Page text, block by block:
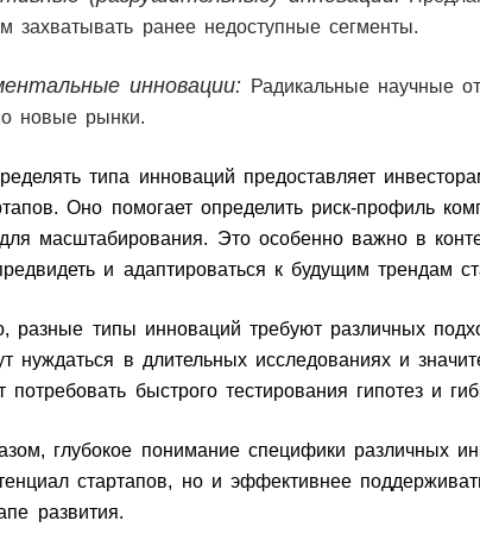
захватывать ранее недоступные сегменты.
инновации: Радикальные научные
новые рынки.
типа инноваций предоставляет
Оно помогает определить риск-профиль
масштабирования. Это особенно важно в
и адаптироваться к будущим трендам
разные типы инноваций требуют различных
нуждаться в длительных исследованиях и
потребовать быстрого тестирования гипотез и
глубокое понимание специфики различных
стартапов, но и эффективнее
развития.